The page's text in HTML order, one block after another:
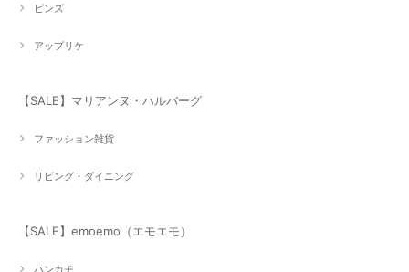
ピンズ
アップリケ
【SALE】マリアンヌ・ハルバーグ
ファッション雑貨
リビング・ダイニング
【SALE】emoemo（エモエモ）
ハンカチ